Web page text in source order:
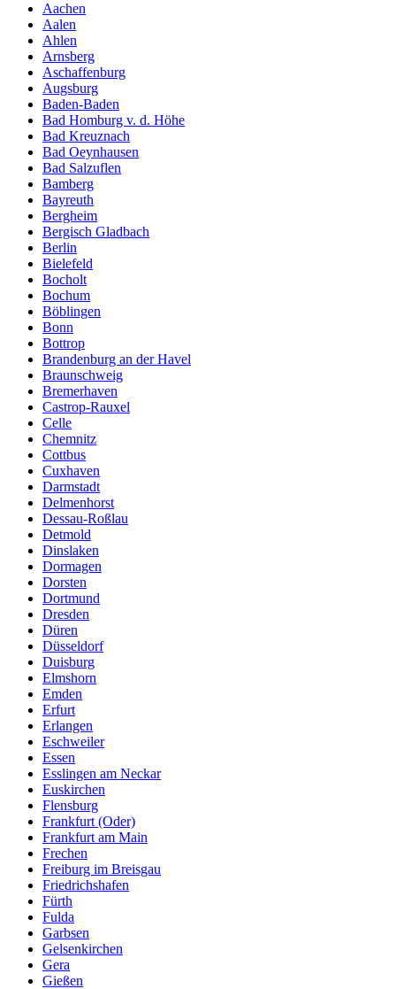
Aachen
Aalen
Ahlen
Arnsberg
Aschaffenburg
Augsburg
Baden-Baden
Bad Homburg v. d. Höhe
Bad Kreuznach
Bad Oeynhausen
Bad Salzuflen
Bamberg
Bayreuth
Bergheim
Bergisch Gladbach
Berlin
Bielefeld
Bocholt
Bochum
Böblingen
Bonn
Bottrop
Brandenburg an der Havel
Braunschweig
Bremerhaven
Castrop-Rauxel
Celle
Chemnitz
Cottbus
Cuxhaven
Darmstadt
Delmenhorst
Dessau-Roßlau
Detmold
Dinslaken
Dormagen
Dorsten
Dortmund
Dresden
Düren
Düsseldorf
Duisburg
Elmshorn
Emden
Erfurt
Erlangen
Eschweiler
Essen
Esslingen am Neckar
Euskirchen
Flensburg
Frankfurt (Oder)
Frankfurt am Main
Frechen
Freiburg im Breisgau
Friedrichshafen
Fürth
Fulda
Garbsen
Gelsenkirchen
Gera
Gießen